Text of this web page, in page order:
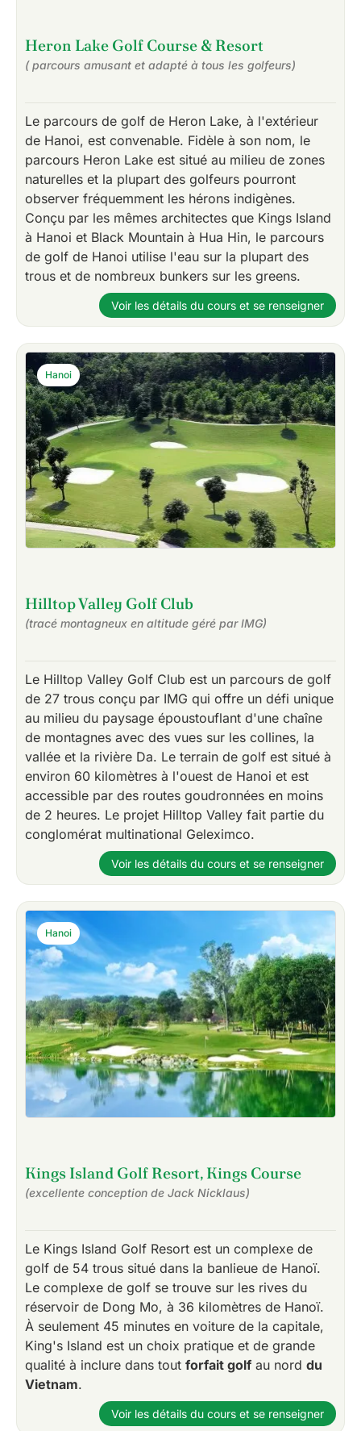
Heron Lake Golf Course & Resort
( parcours amusant et adapté à tous les golfeurs)
Le parcours de golf de Heron Lake, à l'extérieur
de Hanoi, est convenable. Fidèle à son nom, le
parcours Heron Lake est situé au milieu de zones
naturelles et la plupart des golfeurs pourront
observer fréquemment les hérons indigènes.
Conçu par les mêmes architectes que Kings Island
à Hanoi et Black Mountain à Hua Hin, le parcours
de golf de Hanoi utilise l'eau sur la plupart des
trous et de nombreux bunkers sur les greens.
Voir les détails du cours et se renseigner
Hilltop Valley Golf Club
(tracé montagneux en altitude géré par IMG)
Le Hilltop Valley Golf Club est un parcours de golf
de 27 trous conçu par IMG qui offre un défi unique
au milieu du paysage époustouflant d'une chaîne
de montagnes avec des vues sur les collines, la
vallée et la rivière Da. Le terrain de golf est situé à
environ 60 kilomètres à l'ouest de Hanoi et est
accessible par des routes goudronnées en moins
de 2 heures. Le projet Hilltop Valley fait partie du
conglomérat multinational Geleximco.
Hanoi
Voir les détails du cours et se renseigner
Kings Island Golf Resort, Kings Course
(excellente conception de Jack Nicklaus)
Le Kings Island Golf Resort est un complexe de
golf de 54 trous situé dans la banlieue de Hanoï.
Le complexe de golf se trouve sur les rives du
réservoir de Dong Mo, à 36 kilomètres de Hanoï.
À seulement 45 minutes en voiture de la capitale,
King's Island est un choix pratique et de grande
qualité à inclure dans tout forfait golf au nord du
Vietnam.
Hanoi
Voir les détails du cours et se renseigner